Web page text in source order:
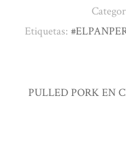
Etiquetas:
PULLED PORK EN